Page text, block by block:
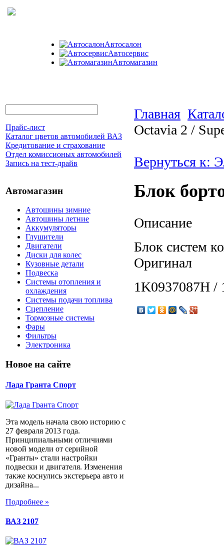
Автосалон
Автосервис
Автомагазин
Прайс-лист
Каталог цветов автомобилей ВАЗ
Кредитование и страхование
Отдел комиссионых автомобилей
Запись на тест-драйв
Автомагазин
Автошины зимние
Автошины летние
Аккумуляторы
Глушители
Двигатели
Диски для колес
Кузовные детали
Подвеска
Системы отопления и
охлаждения
Системы подачи топлива
Сцепление
Тормозные системы
Фары
Фильтры
Электроника
Новое на сайте
Лада Гранта Спорт
Эта модель начала свою историю с
27 февраля 2013 года.
Принципиальными отличиями
новой модели от серийной
«Гранты» стали настройки
подвески и двигателя. Изменения
также коснулись экстерьера авто и
дизайна...
Подробнее »
ВАЗ 2107
Главная
Octavia 2 /
Вернуться к:
Блок
Описание
Блок систем
Оригинал
1K0937087H /